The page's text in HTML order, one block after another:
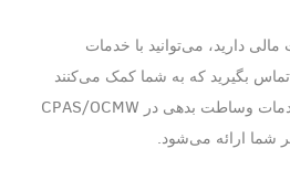
دارید، می‌توانید با خدمات
تماس بگیرید که به شما کمک می‌کنند
راه‌حلی پیدا کنید. خدمات وساطت بدهی در CPAS/OCMW
شما ارائه می‌شود.